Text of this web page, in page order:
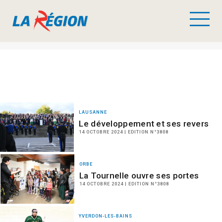
LAUSANNE
Le développement et ses revers
14 OCTOBRE 2024 | EDITION N°3808
ORBE
La Tournelle ouvre ses portes
14 OCTOBRE 2024 | EDITION N°3808
YVERDON-LES-BAINS